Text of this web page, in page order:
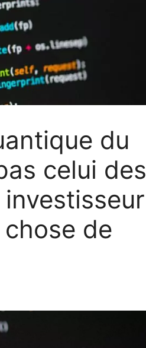
du
celui des
de